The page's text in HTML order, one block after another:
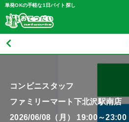
単発OKの手軽な1日バイト探し
コンビニスタッフ
ファミリーマート下北沢駅南店
2026/06/08（月） 19:00～23:00